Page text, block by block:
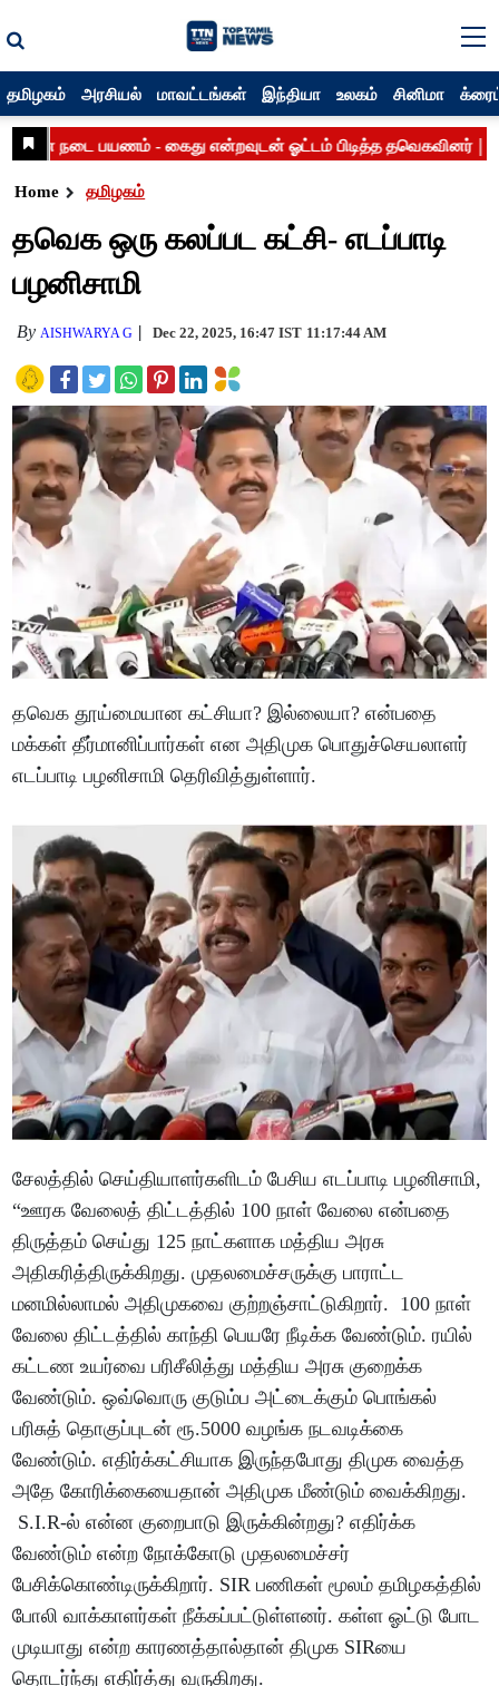
தமிழகம் அரசியல் மாவட்டங்கள் இந்தியா உலகம் சினிமா
Home தமிழகம்
தவெக ஒரு கலப்பட கட்சி- எடப்பாடி
பழனிசாமி
By AISHWARYA G Dec 22, 2025, 16:47 IST 11:17:44 AM
தவெக தூய்மையான கட்சியா? இல்லையா? என்பதை
மக்கள் தீர்மானிப்பார்கள் என அதிமுக பொதுச்செயலாளர்
எடப்பாடி பழனிசாமி தெரிவித்துள்ளார்.
சேலத்தில் செய்தியாளர்களிடம் பேசிய எடப்பாடி பழனிசாமி,
“ஊரக வேலைத் திட்டத்தில் 100 நாள் வேலை என்பதை
திருத்தம் செய்து 125 நாட்களாக மத்திய அரசு
அதிகரித்திருக்கிறது. முதலமைச்சருக்கு பாராட்ட
மனமில்லாமல் அதிமுகவை குற்றஞ்சாட்டுகிறார். 100 நாள்
வேலை திட்டத்தில் காந்தி பெயரே நீடிக்க வேண்டும். ரயில்
கட்டண உயர்வை பரிசீலித்து மத்திய அரசு குறைக்க
வேண்டும். ஒவ்வொரு குடும்ப அட்டைக்கும் பொங்கல்
பரிசுத் தொகுப்புடன் ரூ.5000 வழங்க நடவடிக்கை
வேண்டும். எதிர்க்கட்சியாக இருந்தபோது திமுக வைத்த
அதே கோரிக்கையைதான் அதிமுக மீண்டும் வைக்கிறது.
S.I.R-ல் என்ன குறைபாடு இருக்கின்றது? எதிர்க்க
வேண்டும் என்ற நோக்கோடு முதலமைச்சர்
பேசிக்கொண்டிருக்கிறார். SIR பணிகள் மூலம் தமிழகத்தில்
போலி வாக்காளர்கள் நீக்கப்பட்டுள்ளனர். கள்ள ஓட்டு போட
முடியாது என்ற காரணத்தால்தான் திமுக SIRயை
தொடர்ந்து எதிர்த்து வருகிறது.